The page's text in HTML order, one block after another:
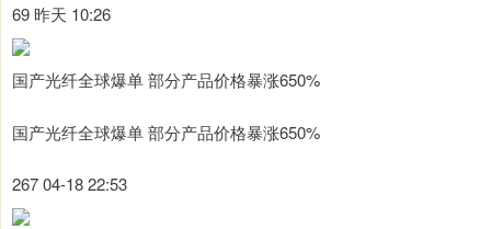
69 昨天 10:26
国产光纤全球爆单 部分产品价格暴涨650%
国产光纤全球爆单 部分产品价格暴涨650%
267 04-18 22:53